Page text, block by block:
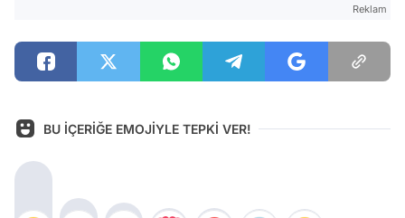
Reklam
BU İÇERİĞE EMOJİYLE TEPKİ VER!